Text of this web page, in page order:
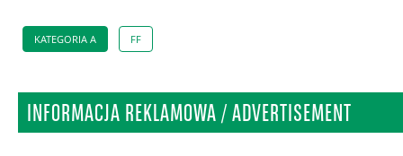
KATEGORIA A FF
INFORMACJA REKLAMOWA / ADVERTISEMENT